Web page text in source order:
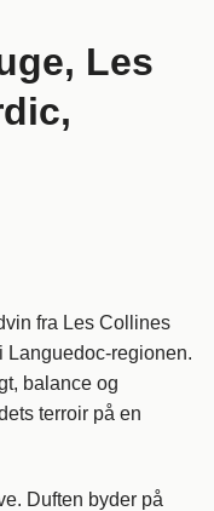
Les
fra Les Collines
Languedoc-regionen.
balance og
terroir på en
Duften byder på